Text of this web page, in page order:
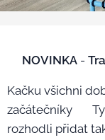
NOVINKA -
Kačku všichni
začátečníky 🤩
rozhodli přidat